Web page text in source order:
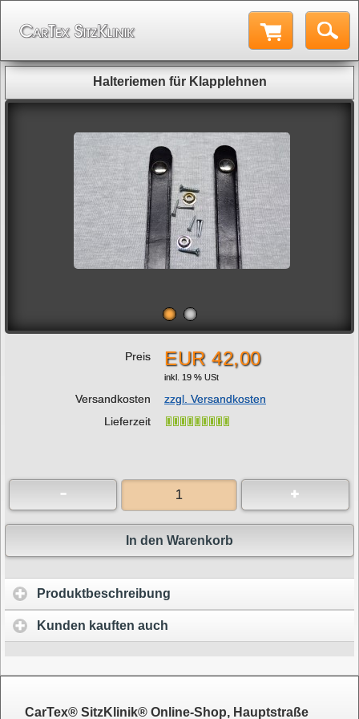
Halteriemen für Klapplehnen
Preis EUR 42,00
inkl. 19 % USt
Versandkosten
zzgl. Versandkosten
Lieferzeit
In den Warenkorb
Produktbeschreibung
Kunden kauften auch
CarTex® SitzKlinik® Online-Shop, Hauptstraße